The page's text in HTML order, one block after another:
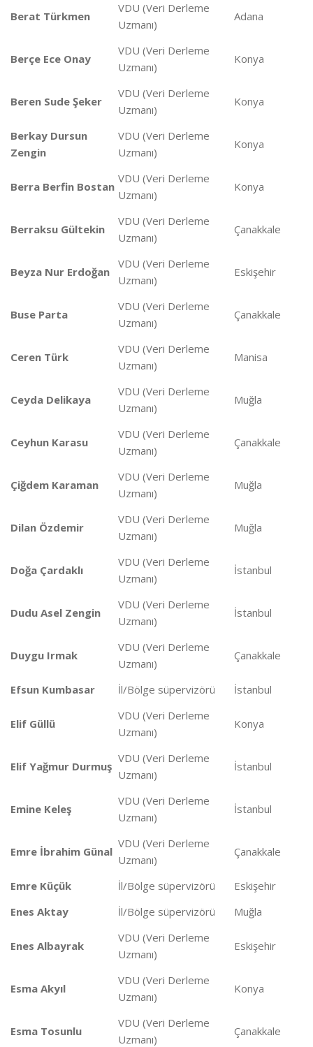
Berat Türkmen
VDU (Veri Derleme
Uzmanı)
Adana
Berçe Ece Onay
VDU (Veri Derleme
Uzmanı)
Konya
Beren Sude Şeker
VDU (Veri Derleme
Uzmanı)
Konya
Berkay Dursun
Zengin
VDU (Veri Derleme
Uzmanı)
Konya
Berra Berfin Bostan
VDU (Veri Derleme
Uzmanı)
Konya
Berraksu Gültekin
VDU (Veri Derleme
Uzmanı)
Çanakkale
Beyza Nur Erdoğan
VDU (Veri Derleme
Uzmanı)
Eskişehir
Buse Parta
VDU (Veri Derleme
Uzmanı)
Çanakkale
Ceren Türk
VDU (Veri Derleme
Uzmanı)
Manisa
Ceyda Delikaya
VDU (Veri Derleme
Uzmanı)
Muğla
Ceyhun Karasu
VDU (Veri Derleme
Uzmanı)
Çanakkale
Çiğdem Karaman
VDU (Veri Derleme
Uzmanı)
Muğla
Dilan Özdemir
VDU (Veri Derleme
Uzmanı)
Muğla
Doğa Çardaklı
VDU (Veri Derleme
Uzmanı)
İstanbul
Dudu Asel Zengin
VDU (Veri Derleme
Uzmanı)
İstanbul
Duygu Irmak
VDU (Veri Derleme
Uzmanı)
Çanakkale
Efsun Kumbasar İl/Bölge süpervizörü İstanbul
Elif Güllü
VDU (Veri Derleme
Uzmanı)
Konya
Elif Yağmur Durmuş
VDU (Veri Derleme
Uzmanı)
İstanbul
Emine Keleş
VDU (Veri Derleme
Uzmanı)
İstanbul
Emre İbrahim Günal
VDU (Veri Derleme
Uzmanı)
Çanakkale
Emre Küçük İl/Bölge süpervizörü
Eskişehir
Enes Aktay
İl/Bölge süpervizörü Muğla
Enes Albayrak
VDU (Veri Derleme
Uzmanı)
Eskişehir
Esma Akyıl
VDU (Veri Derleme
Uzmanı)
Konya
Esma Tosunlu
VDU (Veri Derleme
Uzmanı)
Çanakkale